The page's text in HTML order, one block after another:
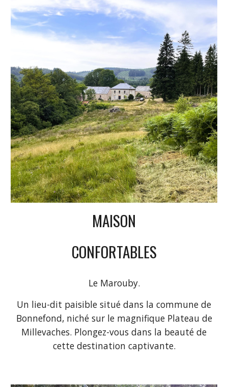
MAISON
CONFORTABLES
Le Marouby.
Un lieu-dit paisible situé dans la commune de
Bonnefond, niché sur le magnifique Plateau de
Millevaches. Plongez-vous dans la beauté de
cette destination captivante.